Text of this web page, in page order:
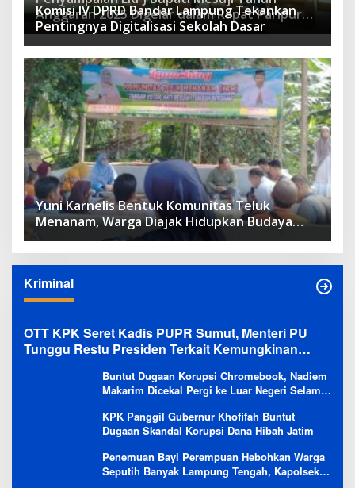
Anggaran 2025 Digelar dalam Rapat Paripurna
DPRD
Komisi IV DPRD Bandar Lampung Tekankan
Pentingnya Digitalisasi Sekolah Dasar
Yuni Karnelis Bentuk Komunitas Teluk
Menanam, Warga Diajak Hidupkan Budaya
Tanam
Kriminal
OTT KPK Seret Kadis PUPR Sumut, Menteri PU
Tunggu Restu Presiden Terkait Kemungkinan
Buntut Dugaan Korupsi Chromebook, Nadiem
Makarim Dicekal Pergi ke Luar Negeri Selama
KPK Panggil Gubernur Khofifah Buntut
Dugaan Skandal Korupsi Dana Hibah Jatim
Penemuan Bayi Perempuan Hebohkan Warga
Seputih Banyak Lampung Tengah, Kapolsek: